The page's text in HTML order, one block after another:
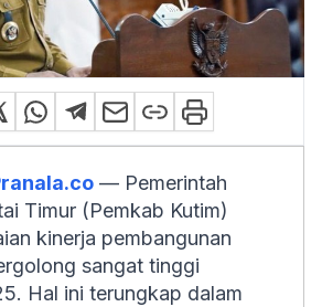
— Pemerintah
Timur (Pemkab Kutim)
kinerja pembangunan
sangat tinggi
Hal ini terungkap dalam